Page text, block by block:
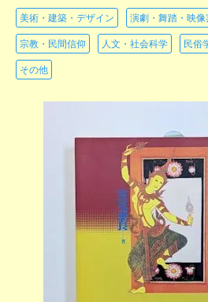
美術・建築・デザイン 演劇・舞踏・映像
宗教・民間信仰 人文・社会科学 民俗
その他